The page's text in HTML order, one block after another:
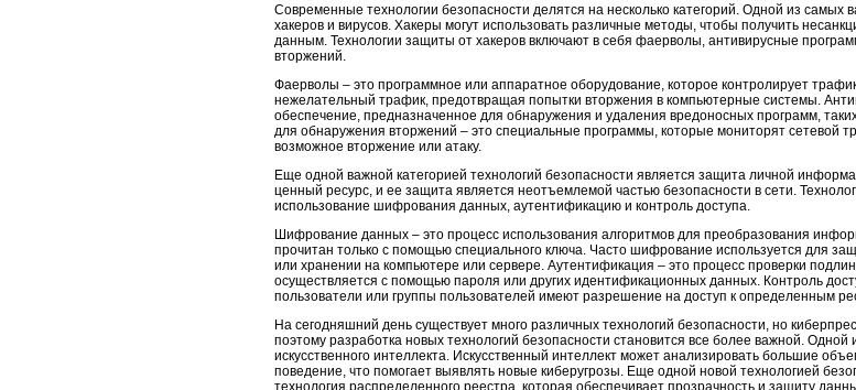
Современные технологии безопасности делятся на несколько категорий. Одной из самых
хакеров и вирусов. Хакеры могут использовать различные методы, чтобы получить
данным. Технологии защиты от хакеров включают в себя фаерволы, антивирусные
вторжений.
Фаерволы – это программное или аппаратное оборудование, которое контролирует
нежелательный трафик, предотвращая попытки вторжения в компьютерные системы.
обеспечение, предназначенное для обнаружения и удаления вредоносных программ,
для обнаружения вторжений – это специальные программы, которые мониторят сетевой
возможное вторжение или атаку.
Еще одной важной категорией технологий безопасности является защита личной
ценный ресурс, и ее защита является неотъемлемой частью безопасности в сети.
использование шифрования данных, аутентификацию и контроль доступа.
Шифрование данных – это процесс использования алгоритмов для преобразования
прочитан только с помощью специального ключа. Часто шифрование используется для
или хранении на компьютере или сервере. Аутентификация – это процесс проверки
осуществляется с помощью пароля или других идентификационных данных. Контроль
пользователи или группы пользователей имеют разрешение на доступ к определенным
На сегодняшний день существует много различных технологий безопасности, но
поэтому разработка новых технологий безопасности становится все более важной. Одной
искусственного интеллекта. Искусственный интеллект может анализировать большие
поведение, что помогает выявлять новые киберугрозы. Еще одной новой технологией
технология распределенного реестра, которая обеспечивает прозрачность и защиту